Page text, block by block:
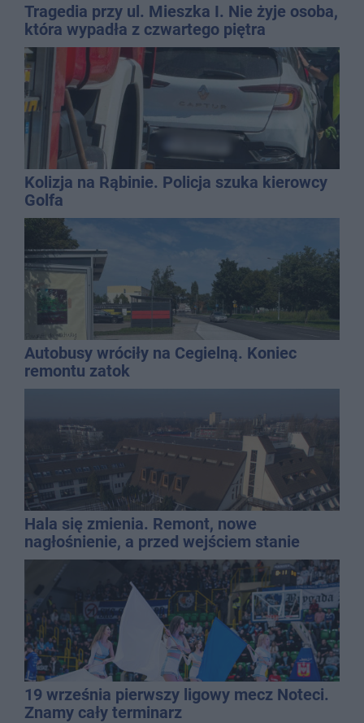
Tragedia przy ul. Mieszka I. Nie żyje osoba,
która wypadła z czwartego piętra
Kolizja na Rąbinie. Policja szuka kierowcy
Golfa
Autobusy wróciły na Cegielną. Koniec
remontu zatok
Hala się zmienia. Remont, nowe
nagłośnienie, a przed wejściem stanie
QEMETICA ARENA
19 września pierwszy ligowy mecz Noteci.
Znamy cały terminarz